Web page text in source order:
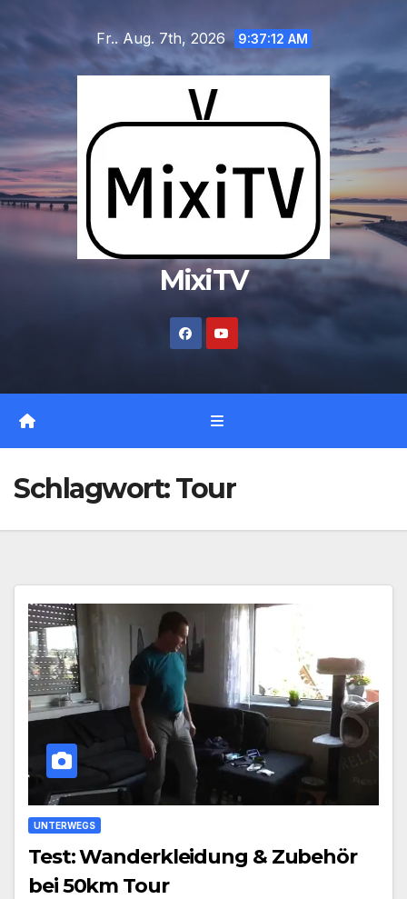
Inhalt
Fr.. Aug. 7th, 2026 9:37:13 AM
MixiTV
Schlagwort:Tour
UNTERWEGS
Test: Wanderkleidung & Zubehör
bei 50km Tour